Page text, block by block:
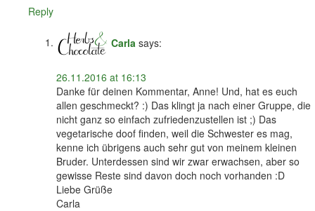
Reply
Carla says:
26.11.2016 at 16:13
Danke für deinen Kommentar, Anne! Und, hat es euch
allen geschmeckt? :) Das klingt ja nach einer Gruppe, die
nicht ganz so einfach zufriedenzustellen ist ;) Das
vegetarische doof finden, weil die Schwester es mag,
kenne ich übrigens auch sehr gut von meinem kleinen
Bruder. Unterdessen sind wir zwar erwachsen, aber so
gewisse Reste sind davon doch noch vorhanden :D
Liebe Grüße
Carla